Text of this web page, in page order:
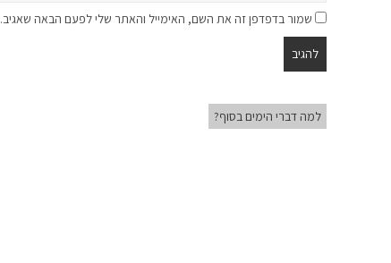
שמור בדפדפן זה את השם, האימייל והאתר שלי לפעם הבאה שאגיב.
למה דברי הימים בסוף?